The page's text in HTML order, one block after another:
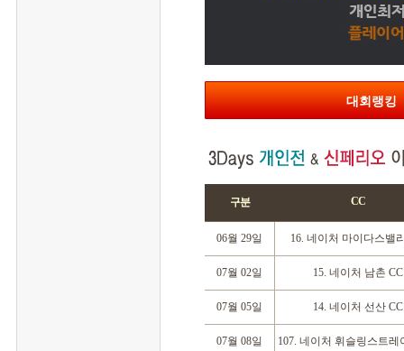
대회랭킹
구분 CC
06월 29일 16. 네이처 마이다스밸
07월 02일 15. 네이처 남촌 CC
07월 05일 14. 네이처 선산 CC
07월 08일 107. 네이처 휘슬링스트레